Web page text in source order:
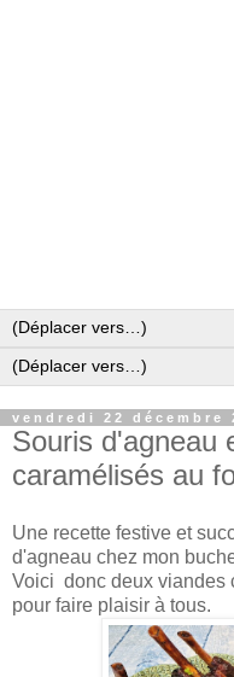
vendredi 22 décembre
Souris d'agneau
caramélisés au
Une recette festive et
d'agneau chez mon
Voici donc deux viandes
pour faire plaisir à tous.